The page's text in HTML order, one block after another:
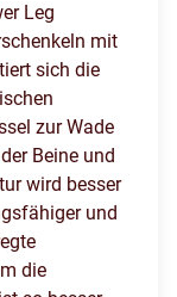
Leg
mit
sich die
zur Wade
Beine und
wird besser
und
die